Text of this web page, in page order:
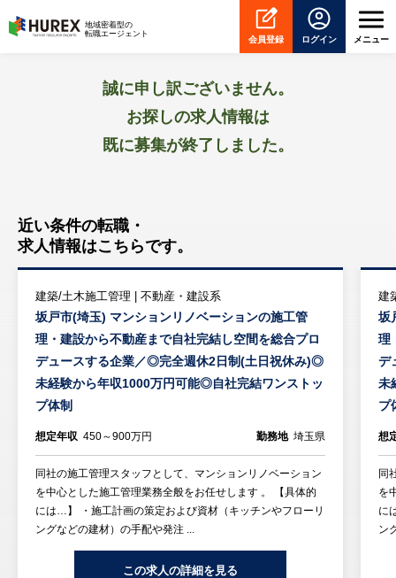
HUREX
地域密着型の
転職エージェント
会員登録 ログイン メニュー
誠に申し訳ございません。
お探しの求人情報は
既に募集が終了しました。
近い条件の転職・
求人情報はこちらです。
建築/土木施工管理 | 不動産・建設系
坂戸市(埼玉) マンションリノベーションの施工管
理・建設から不動産まで自社完結し空間を総合プロ
デュースする企業／◎完全週休2日制(土日祝休み)◎
未経験から年収1000万円可能◎自社完結ワンストッ
プ体制
想定年収 450～900万円 勤務地 埼玉県
同社の施工管理スタッフとして、マンションリノベーション
を中心とした施工管理業務全般をお任せします 。 【具体的
には…】 ・施工計画の策定および資材（キッチンやフローリ
ングなどの建材）の手配や発注 ...
この求人の詳細を見る
建
坂
理
デ
未
プ
想
同
を
に
ン